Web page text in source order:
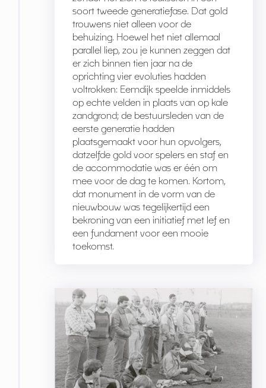
soort tweede generatiefase. Dat gold
trouwens niet alleen voor de
behuizing. Hoewel het niet allemaal
parallel liep, zou je kunnen zeggen dat
er zich binnen tien jaar na de
oprichting vier evoluties hadden
voltrokken: Eemdijk speelde inmiddels
op echte velden in plaats van op kale
zandgrond; de bestuursleden van de
eerste generatie hadden
plaatsgemaakt voor hun opvolgers,
datzelfde gold voor spelers en staf en
de accommodatie was er één om
mee voor de dag te komen. Kortom,
dat monument in de vorm van de
nieuwbouw was tegelijkertijd een
bekroning van een initiatief met lef en
een fundament voor een mooie
toekomst.